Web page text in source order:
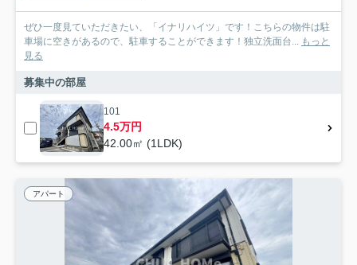
ぜひ一度見ていただきたい、「イナリハイツ」です！こちらの物件は駐
車場に空きがあるので、駐車することができます！独立洗面台... もっと
見る
募集中の部屋
101
4.5万円
42.00㎡ (1LDK)
アパート